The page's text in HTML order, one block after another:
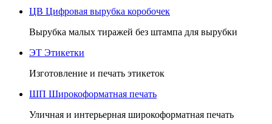
ЦВ Цифровая вырубка коробочек
Вырубка малых тиражей без штампа для вырубки
ЭТ Этикетки
Изготовление и печать этикеток
ШП Широкоформатная печать
Уличная и интерьерная широкоформатная печать